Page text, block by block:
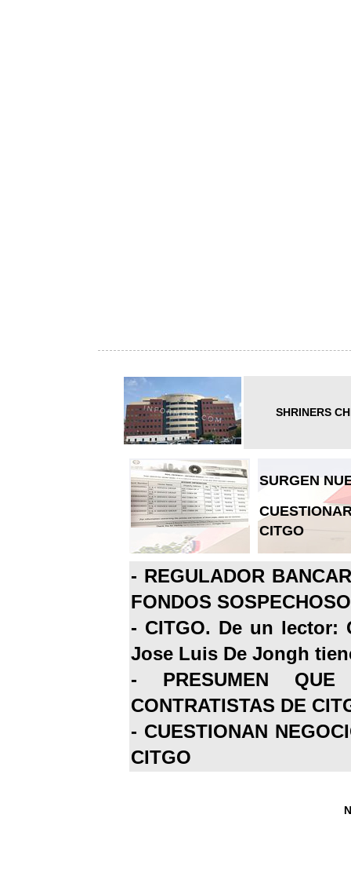
SHRINERS
SURGEN
CITGO
- REGULADOR
FONDOS
- CITGO. De un lector:
Jose Luis De Jongh
- PRESUMEN
CONTRATISTAS DE
- CUESTIONAN
CITGO